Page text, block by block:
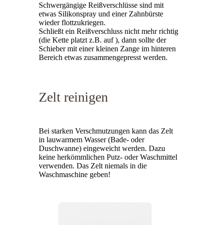
Schwergängige Reißverschlüsse sind mit
etwas Silikonspray und einer Zahnbürste
wieder flottzukriegen.
Schließt ein Reißverschluss nicht mehr richtig
(die Kette platzt z.B. auf ), dann sollte der
Schieber mit einer kleinen Zange im hinteren
Bereich etwas zusammengepresst werden.
Zelt reinigen
Bei starken Verschmutzungen kann das Zelt
in lauwarmem Wasser (Bade- oder
Duschwanne) eingeweicht werden. Dazu
keine herkömmlichen Putz- oder Waschmittel
verwenden. Das Zelt niemals in die
Waschmaschine geben!